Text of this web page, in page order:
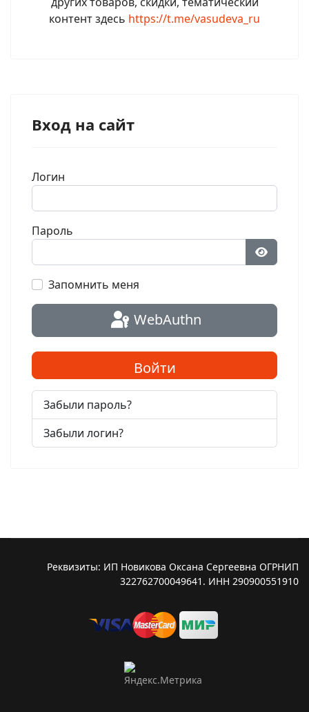
контент здесь https://t.me/vasudeva_ru
Вход на сайт
Логин
Пароль
Запомнить меня
WebAuthn
Войти
Забыли пароль?
Забыли логин?
Реквизиты: ИП Новикова Оксана Сергеевна ОГРНИП
322762700049641. ИНН 290900551910